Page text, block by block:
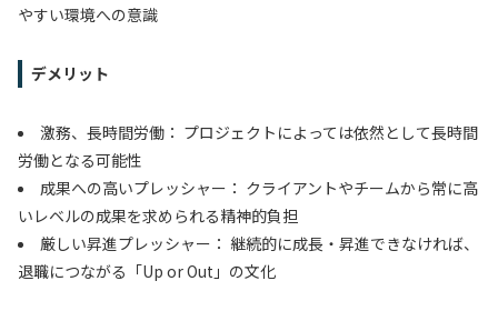
やすい環境への意識
デメリット
激務、長時間労働： プロジェクトによっては依然として長時間
労働となる可能性
成果への高いプレッシャー： クライアントやチームから常に高
いレベルの成果を求められる精神的負担
厳しい昇進プレッシャー： 継続的に成長・昇進できなければ、
退職につながる「Up or Out」の文化